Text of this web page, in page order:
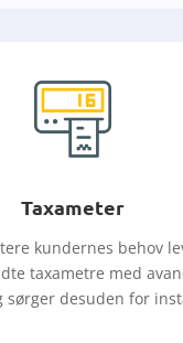
Taxameter
kundernes behov
taxametre med
sørger desuden for